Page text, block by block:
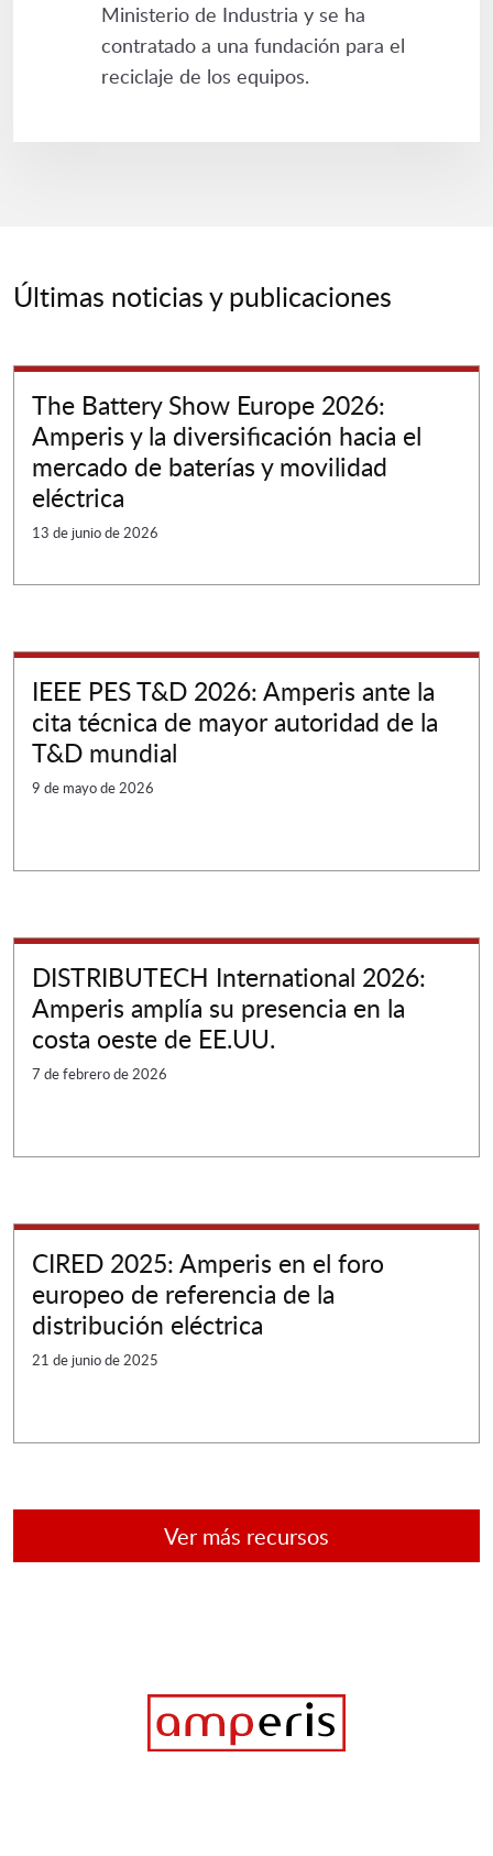
Ministerio de Industria y se ha
contratado a una fundación para el
reciclaje de los equipos.
Últimas noticias y publicaciones
The Battery Show Europe 2026:
Amperis y la diversificación hacia el
mercado de baterías y movilidad
eléctrica
13 de junio de 2026
IEEE PES T&D 2026: Amperis ante la
cita técnica de mayor autoridad de la
T&D mundial
9 de mayo de 2026
DISTRIBUTECH International 2026:
Amperis amplía su presencia en la
costa oeste de EE.UU.
7 de febrero de 2026
CIRED 2025: Amperis en el foro
europeo de referencia de la
distribución eléctrica
21 de junio de 2025
Ver más recursos